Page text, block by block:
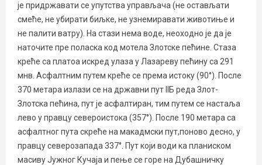
је придржавати се упутства управљача (не остављати
смеће, не убирати биљке, не узнемиравати животиње и
не палити ватру). На стази нема воде, неоходно је да је
наточите пре поласка код мотела Злотске пећине. Стаза
креће са платоа искред улаза у Лазареву пећину са 291
мнв. Асфалтним путем креће се према истоку (90°). После
370 метара излази се на државни пут IIБ реда Злот-
Злотска пећина, пут је асфалтиран, тим путем се настаља
лево у правцу североистока (357°). После 190 метара са
асфалтног пута скреће на макадмски пут,поново десно, у
правцу северозапада 337°. Пут који води ка планиском
масиву Јужног Кучаја и пење се горе на Дубашничку